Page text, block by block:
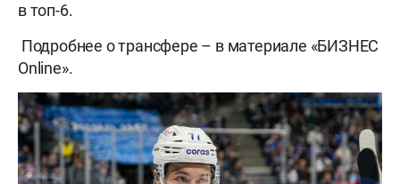
в топ-6.
Подробнее о трансфере – в материале «БИЗНЕС
Online».